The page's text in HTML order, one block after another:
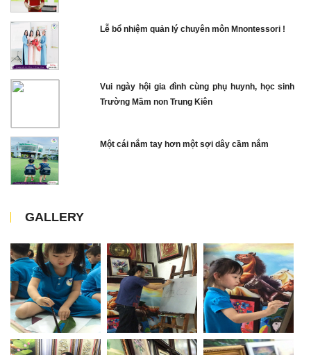
Lễ bổ nhiệm quản lý chuyên môn Mnontessori !
Vui ngày hội gia đình cùng phụ huynh, học sinh
Trường Mầm non Trung Kiên
Một cái nắm tay hơn một sợi dây cầm nắm
GALLERY